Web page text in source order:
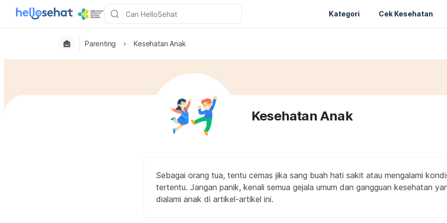
Kategori Cek Kesehatan
Parenting Kesehatan Anak
Kesehatan Anak
Sebagai orang tua, tentu cemas jika sang buah hati sakit atau mengalami
tertentu. Jangan panik, kenali semua gejala umum dan gangguan kesehatan
dialami anak di artikel-artikel ini.